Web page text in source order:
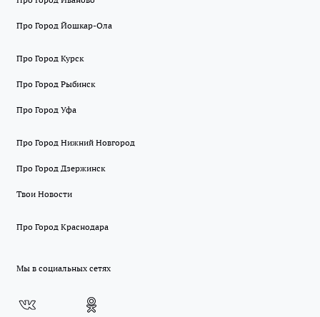
Про Город Йошкар-Ола
Про Город Курск
Про Город Рыбинск
Про Город Уфа
Про Город Нижний Новгород
Про Город Дзержинск
Твои Новости
Про Город Краснодара
Мы в социальных сетях